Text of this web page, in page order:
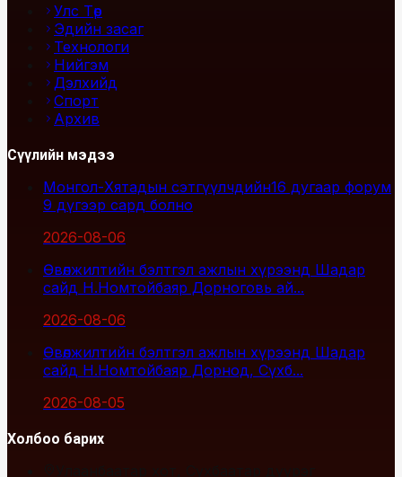
Улс Төр
Эдийн засаг
Технологи
Нийгэм
Дэлхийд
Спорт
Архив
Сүүлийн мэдээ
Монгол-Хятадын сэтгүүлчдийн16 дугаар форум
9 дүгээр сард болно
2026-08-06
Өвөлжилтийн бэлтгэл ажлын хүрээнд Шадар
сайд Н.Номтойбаяр Дорноговь ай...
2026-08-06
Өвөлжилтийн бэлтгэл ажлын хүрээнд Шадар
сайд Н.Номтойбаяр Дорнод, Сүхб...
2026-08-05
Холбоо барих